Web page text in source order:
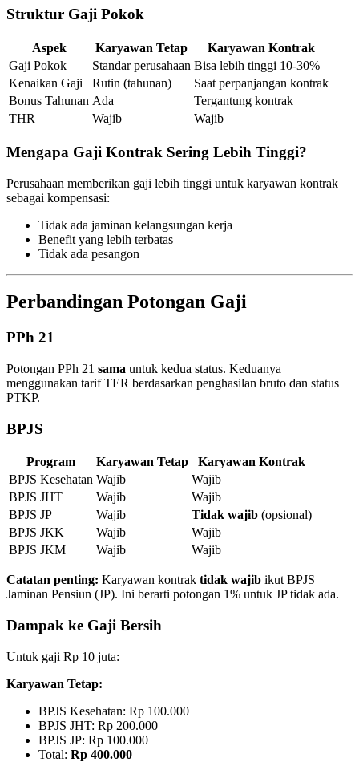
Struktur Gaji Pokok
Aspek Karyawan Tetap
Karyawan Kontrak
Gaji Pokok
Standar perusahaan Bisa lebih tinggi 10-30%
Kenaikan Gaji
Rutin (tahunan)
Saat perpanjangan kontrak
Bonus Tahunan Ada
Tergantung kontrak
THR
Wajib Wajib
Mengapa Gaji Kontrak Sering Lebih Tinggi?
Perusahaan memberikan gaji lebih tinggi untuk karyawan kontrak
sebagai kompensasi:
Tidak ada jaminan kelangsungan kerja
Benefit yang lebih terbatas
Tidak ada pesangon
Perbandingan Potongan Gaji
PPh 21
Potongan PPh 21 sama untuk kedua status. Keduanya
menggunakan tarif TER berdasarkan penghasilan bruto dan status
PTKP.
BPJS
Program Karyawan Tetap
Karyawan Kontrak
BPJS Kesehatan Wajib
Wajib
BPJS JHT
Wajib
Wajib
BPJS JP
Wajib Tidak wajib (opsional)
BPJS JKK
Wajib
Wajib
BPJS JKM
Wajib Wajib
Catatan penting: Karyawan kontrak tidak wajib ikut BPJS
Jaminan Pensiun (JP). Ini berarti potongan 1% untuk JP tidak ada.
Dampak ke Gaji Bersih
Untuk gaji Rp 10 juta:
Karyawan Tetap:
BPJS Kesehatan: Rp 100.000
BPJS JHT: Rp 200.000
BPJS JP: Rp 100.000
Total: Rp 400.000